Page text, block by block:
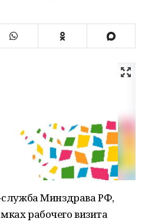
служба Минздрава РФ,
рабочего визита